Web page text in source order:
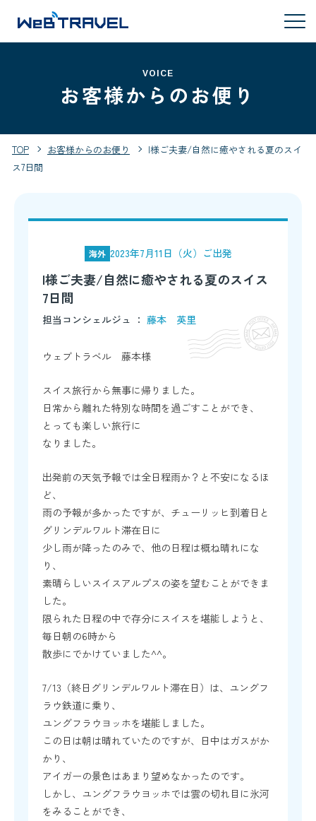
VOICE
お客様からのお便り
TOP お客様からのお便り
I様ご夫妻/自然に癒やされる夏のスイ
ス7日間
海外 2023年7月11日（火）ご出発
I様ご夫妻/自然に癒やされる夏のスイス
7日間
担当コンシェルジュ ： 藤本 英里
ウェブトラベル 藤本様
スイス旅行から無事に帰りました。
日常から離れた特別な時間を過ごすことができ、
とっても楽しい旅行に
なりました。
出発前の天気予報では全日程雨か？と不安になるほ
ど、
雨の予報が多かったですが、チューリッヒ到着日と
グリンデルワルト滞在日に
少し雨が降ったのみで、他の日程は概ね晴れにな
り、
素晴らしいスイスアルプスの姿を望むことができま
した。
限られた日程の中で存分にスイスを堪能しようと、
毎日朝の6時から
散歩にでかけていました^^。
7/13（終日グリンデルワルト滞在日）は、ユングフ
ラウ鉄道に乗り、
ユングフラウヨッホを堪能しました。
この日は朝は晴れていたのですが、日中はガスがか
かり、
アイガーの景色はあまり望めなかったのです。
しかし、ユングフラウヨッホでは雲の切れ目に氷河
をみることができ、